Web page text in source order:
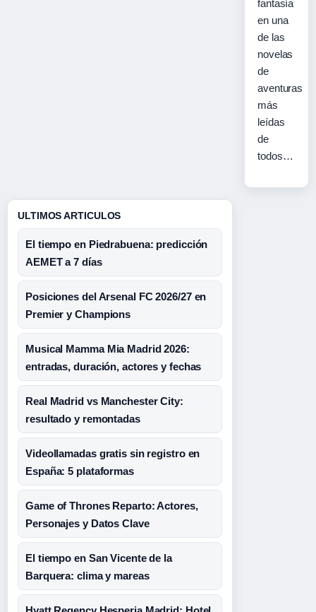
fantasía
en una
de las
novelas
de
aventuras
más
leídas
de
todos…
ULTIMOS ARTICULOS
El tiempo en Piedrabuena: predicción
AEMET a 7 días
Posiciones del Arsenal FC 2026/27 en
Premier y Champions
Musical Mamma Mia Madrid 2026:
entradas, duración, actores y fechas
Real Madrid vs Manchester City:
resultado y remontadas
Videollamadas gratis sin registro en
España: 5 plataformas
Game of Thrones Reparto: Actores,
Personajes y Datos Clave
El tiempo en San Vicente de la
Barquera: clima y mareas